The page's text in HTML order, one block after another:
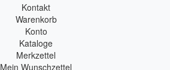
Kontakt
Warenkorb
Konto
Kataloge
Merkzettel
Mein Wunschzettel